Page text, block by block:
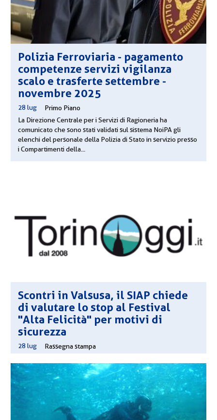
Polizia Ferroviaria - pagamento
competenze servizi vigilanza
scalo e trasferte settembre -
novembre 2025
28 lug
Primo Piano
La Direzione Centrale per i Servizi di Ragioneria ha
comunicato che sono stati validati sul sistema NoiPA gli
elenchi del personale della Polizia di Stato in servizio presso
i Compartimenti della...
Scontri in Valsusa, il SIAP chiede
di valutare lo stop al Festival
"Alta Felicità" per motivi di
sicurezza
28 lug Rassegna stampa